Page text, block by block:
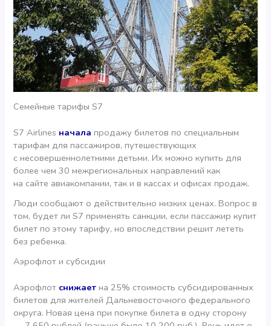
Семейные тарифы S7
S7 Airlines начала продажу билетов по специальным
тарифам для пассажиров, путешествующих
с несовершеннолетними детьми. Их можно купить для
более чем 30 межрегиональных направлений как
на сайте авиакомпании, так и в кассах и офисах продаж.
Люди сообщают о действительно низких ценах. Вопрос в
том, будет ли S7 применять санкции, если пассажир купит
билет по этому тарифу, но впоследствии решит лететь
без ребенка.
Аэрофлот и субсидии
Аэрофлот снижает на 25% стоимость субсидированных
билетов для жителей Дальневосточного федерального
округа. Новая цена при покупке билета в одну сторону